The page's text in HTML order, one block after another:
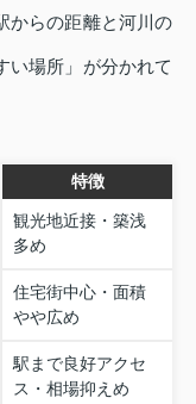
からの距離と河川の
い場所」が分かれて
特徴
観光地近接・築浅
多め
住宅街中心・面積
やや広め
駅まで良好アクセ
ス・相場抑えめ